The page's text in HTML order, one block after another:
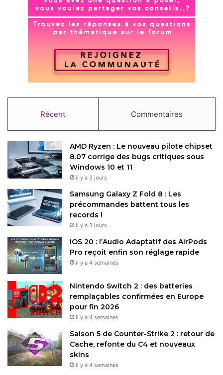
Copy URL
Récent Commentaires
AMD Ryzen : Le nouveau pilote chipset
8.07 corrige des bugs critiques sous
Windows 10 et 11
il y a 3 jours
Samsung Galaxy Z Fold 8 : Les
précommandes battent tous les
records !
il y a 3 jours
iOS 20 : l’Audio Adaptatif des AirPods
Pro reçoit enfin son réglage rapide
il y a 4 semaines
Nintendo Switch 2 : des batteries
remplaçables confirmées en Europe
pour fin 2026
il y a 4 semaines
Saison 5 de Counter-Strike 2 : retour de
Cache, refonte du C4 et nouveaux
skins
il y a 4 semaines